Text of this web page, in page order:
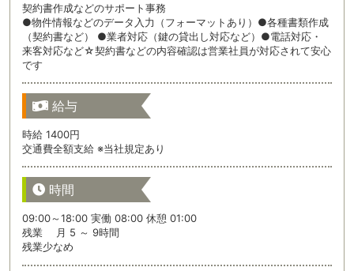
契約書作成などのサポート事務
●物件情報などのデータ入力（フォーマットあり）●各種書類作成
（契約書など） ●業者対応（鍵の貸出し対応など）●電話対応・
来客対応など☆契約書などの内容確認は営業社員が対応されて安心
です
給与
時給 1400円
交通費全額支給 ※当社規定あり
時間
09:00～18:00 実働 08:00 休憩 01:00
残業 月 5 ～ 9時間
残業少なめ